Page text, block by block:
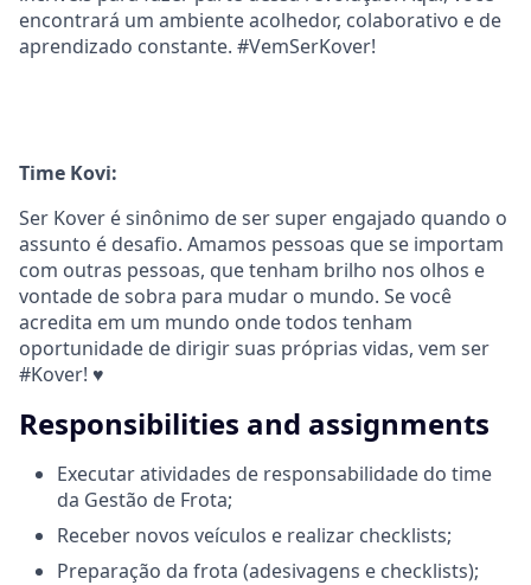
encontrará um ambiente acolhedor, colaborativo e de
aprendizado constante. #VemSerKover!
Time Kovi:
Ser Kover é sinônimo de ser super engajado quando o
assunto é desafio. Amamos pessoas que se importam
com outras pessoas, que tenham brilho nos olhos e
vontade de sobra para mudar o mundo. Se você
acredita em um mundo onde todos tenham
oportunidade de dirigir suas próprias vidas, vem ser
#Kover! ♥
Responsibilities and assignments
Executar atividades de responsabilidade do time
da Gestão de Frota;
Receber novos veículos e realizar checklists;
Preparação da frota (adesivagens e checklists);